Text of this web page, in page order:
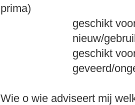
prima)
geschikt voor mijn
nieuw/gebruikt
geschikt voor
geveerd/
Wie o wie adviseert mij